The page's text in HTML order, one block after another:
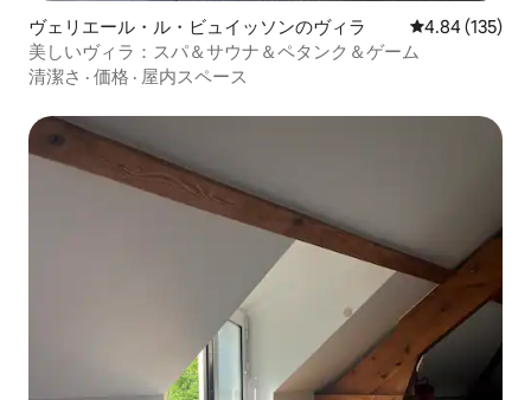
ヴェリエール・ル・ビュイッソンのヴィラ レビュー135
4.84 (135)
美しいヴィラ：スパ＆サウナ＆ペタンク＆ゲーム
清潔さ · 価格 · 屋内スペース